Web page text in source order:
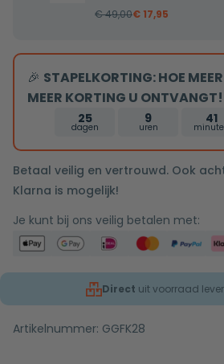
rozet
mat
wit
€49,00€ 17,95
🎉 STAPELKORTING: HOE
MEER KORTING U ONTVANGT!
25
dagen
9
uren
41
Betaal veilig en vertrouwd. Ook
Klarna is mogelijk!
Je kunt bij ons veilig betalen met:
Direct uit voorraad
Artikelnummer: GGFK28